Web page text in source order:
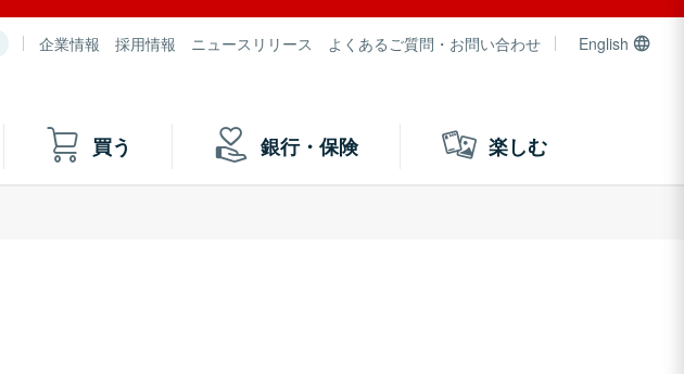
企業情報 採用情報 ニュースリリース よくあるご質問・お問い合わせ English
買う 銀行・保険 楽しむ